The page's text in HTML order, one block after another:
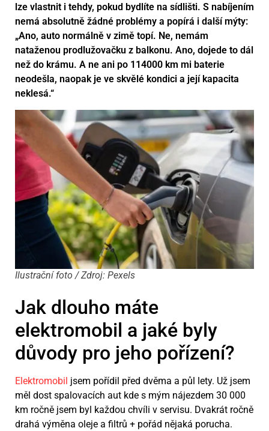
lze vlastnit i tehdy, pokud bydlíte na sídlišti. S nabíjením
nemá absolutně žádné problémy a popírá i další mýty:
„Ano, auto normálně v zimě topí. Ne, nemám
nataženou prodlužovačku z balkonu. Ano, dojede to dál
než do krámu. A ne ani po 114000 km mi baterie
neodešla, naopak je ve skvělé kondici a její kapacita
neklesá.“
Ilustrační foto / Zdroj: Pexels
Jak dlouho máte
elektromobil a jaké byly
důvody pro jeho pořízení?
Elektromobil jsem pořídil před dvěma a půl lety. Už jsem
měl dost spalovacích aut kde s mým nájezdem 30 000
km ročně jsem byl každou chvíli v servisu. Dvakrát ročně
drahá výměna oleje a filtrů + pořád nějaká porucha.